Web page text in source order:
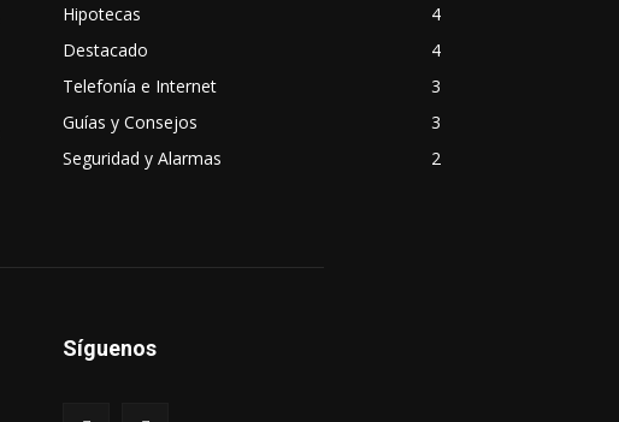
Hipotecas
4
Destacado
4
Telefonía e Internet
3
Guías y Consejos
3
Seguridad y Alarmas
2
Síguenos